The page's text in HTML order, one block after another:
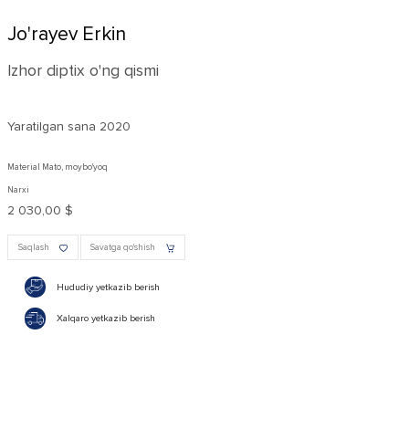
Jo'rayev Erkin
Izhor diptix o'ng qismi
Yaratilgan sana 2020
Material Mato, moybo'yoq
Narxi
2 030,00 $
Saqlash Savatga qo'shish
Hududiy yetkazib berish
Xalqaro yetkazib berish